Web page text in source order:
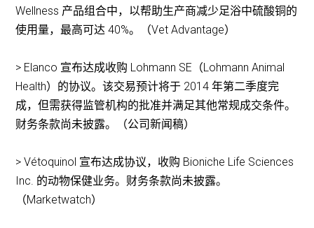
Wellness 产品组合中，以帮助生产商减少足浴中硫酸铜的
使用量，最高可达 40%。（Vet Advantage）
> Elanco 宣布达成收购 Lohmann SE（Lohmann Animal
Health）的协议。该交易预计将于 2014 年第二季度完
成，但需获得监管机构的批准并满足其他常规成交条件。
财务条款尚未披露。（公司新闻稿）
> Vétoquinol 宣布达成协议，收购 Bioniche Life Sciences
Inc. 的动物保健业务。财务条款尚未披露。
（Marketwatch）